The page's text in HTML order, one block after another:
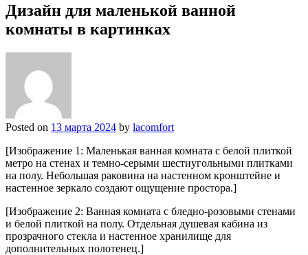
Дизайн для маленькой ванной
комнаты в картинках
Posted on 13 марта 2024 by lacomfort
[Изображение 1: Маленькая ванная комната с белой плиткой
метро на стенах и темно-серыми шестиугольными плитками
на полу. Небольшая раковина на настенном кронштейне и
настенное зеркало создают ощущение простора.]
[Изображение 2: Ванная комната с бледно-розовыми стенами
и белой плиткой на полу. Отдельная душевая кабина из
прозрачного стекла и настенное хранилище для
дополнительных полотенец.]